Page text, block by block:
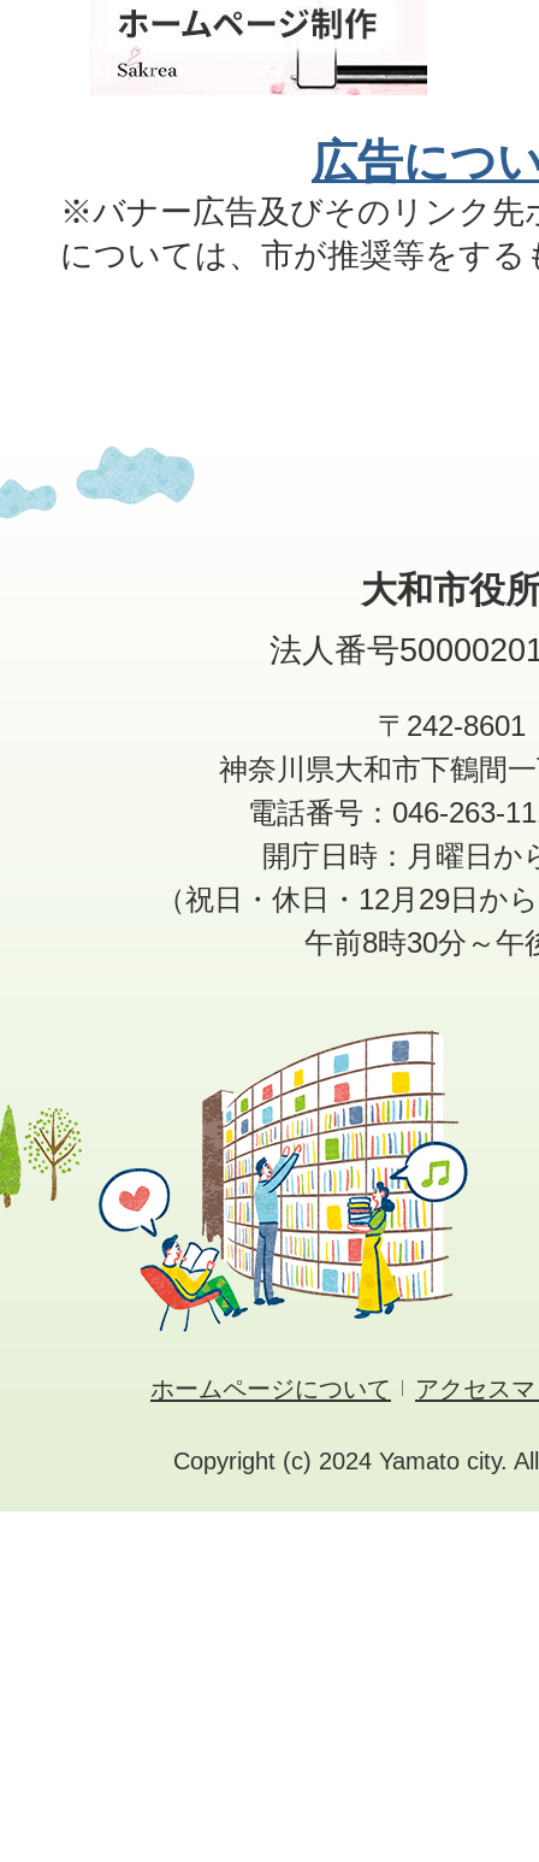
広告につ
※バナー広告及びそのリンク先
については、市が推奨等をす
大和市役
法人番号
〒242-8601
神奈川県大和市下鶴間
電話番号：046-263-
開庁日時：月曜日か
（祝日・休日・12月29日か
午前8時30分～午
ホームページについて アクセス
Copyright (c) 2024 Yamato city.